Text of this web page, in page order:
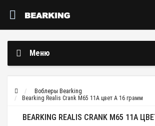
Меню
Воблеры Bearking
Bearking Realis Crank M65 11A цвет A 16 грамм
BEARKING REALIS CRANK M65 11A